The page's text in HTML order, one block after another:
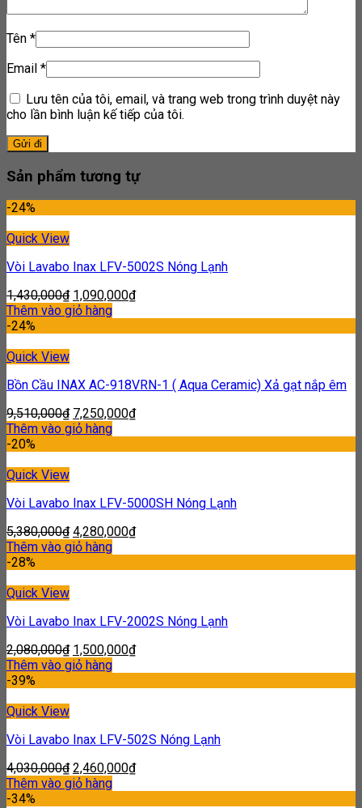
Tên *
Email *
Lưu tên của tôi, email, và trang web trong trình duyệt này
cho lần bình luận kế tiếp của tôi.
Sản phẩm tương tự
-24%
Quick View
Vòi Lavabo Inax LFV-5002S Nóng Lạnh
1,430,000₫ 1,090,000₫
Thêm vào giỏ hàng
-24%
Quick View
Bồn Cầu INAX AC-918VRN-1 ( Aqua Ceramic) Xả gạt nắp êm
9,510,000₫ 7,250,000₫
Thêm vào giỏ hàng
-20%
Quick View
Vòi Lavabo Inax LFV-5000SH Nóng Lạnh
5,380,000₫ 4,280,000₫
Thêm vào giỏ hàng
-28%
Quick View
Vòi Lavabo Inax LFV-2002S Nóng Lạnh
2,080,000₫ 1,500,000₫
Thêm vào giỏ hàng
-39%
Quick View
Vòi Lavabo Inax LFV-502S Nóng Lạnh
4,030,000₫ 2,460,000₫
Thêm vào giỏ hàng
-34%